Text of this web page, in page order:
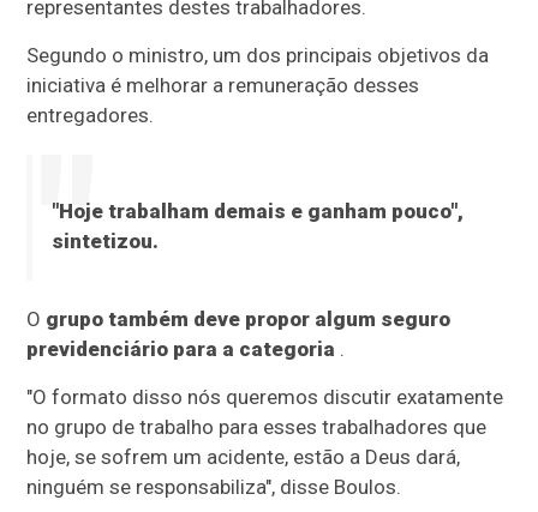
representantes destes trabalhadores.
Segundo o ministro, um dos principais objetivos da
iniciativa é melhorar a remuneração desses
entregadores.
"Hoje trabalham demais e ganham pouco",
sintetizou.
O grupo também deve propor algum seguro
previdenciário para a categoria .
"O formato disso nós queremos discutir exatamente
no grupo de trabalho para esses trabalhadores que
hoje, se sofrem um acidente, estão a Deus dará,
ninguém se responsabiliza", disse Boulos.